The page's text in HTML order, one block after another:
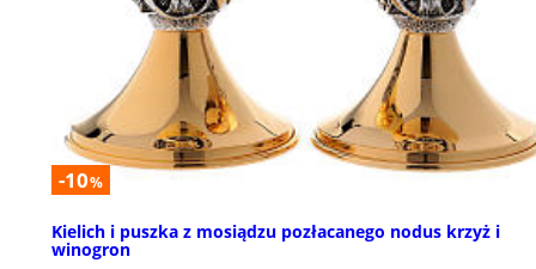
-10%
Kielich i puszka z mosiądzu pozłacanego nodus krzyż i
winogron